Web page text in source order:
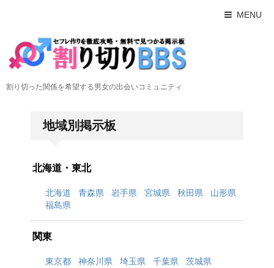
MENU
割り切った関係を希望する男女の出会いコミュニティ
地域別掲示板
北海道・東北
北海道 青森県 岩手県 宮城県 秋田県
山形県
福島県
関東
東京都 神奈川県 埼玉県 千葉県
茨城県